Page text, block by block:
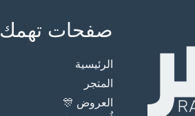
صفحات تهمك
الرئيسية
المتجر
العروض 🎊